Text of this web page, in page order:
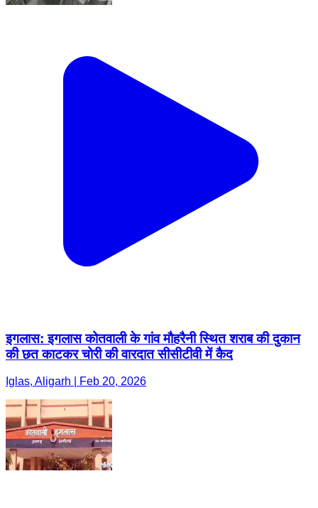
इगलास: इगलास कोतवाली के गांव मौहरैनी स्थित शराब की दुकान
की छत काटकर चोरी की वारदात सीसीटीवी में कैद
Iglas, Aligarh | Feb 20, 2026